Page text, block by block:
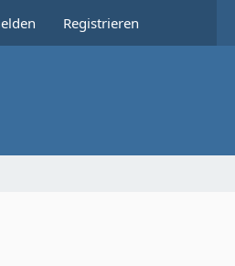
Registrieren